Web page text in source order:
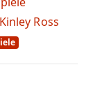
Ross